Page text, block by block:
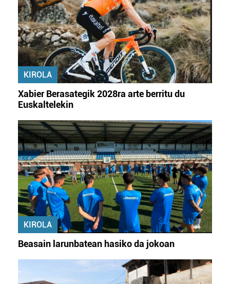
KIROLA
Xabier Berasategik 2028ra arte berritu du
Euskaltelekin
KIROLA
Beasain larunbatean hasiko da jokoan